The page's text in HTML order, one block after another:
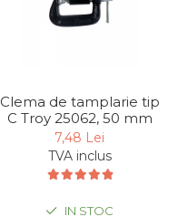
Clema de tamplarie tip
C Troy 25062, 50 mm
7,48 Lei
TVA inclus
IN STOC